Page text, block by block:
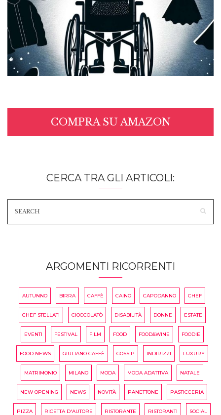
COMPRA SU AMAZON
CERCA TRA GLI ARTICOLI:
ARGOMENTI RICORRENTI
AUTUNNO BIRRA CAFFÈ CAINO CAPODANNO CHEF
CHEF STELLATI CIOCCOLATÒ DISABILITÀ DONNE ESTATE
EVENTI FESTIVAL FILM FOOD FOOD&WINE FOODIE
FOOD NEWS GIULIANO CAFFÈ GOSSIP INDIRIZZI LUXURY
MATRIMONIO MILANO MODA MODA ADATTIVA NATALE
NEW OPENING NEWS NOVITÀ PANETTONE PASTICCERIA
PIZZA RICETTA D'AUTORE RISTORANTE RISTORANTI SOCIAL